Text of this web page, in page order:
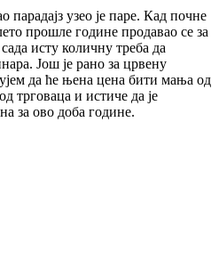
парадајз узео је паре. Кад почне
прошле године продавао се за
исту количну треба да
Још је рано за црвену
да ће њена цена бити мања од
трговаца и истиче да је
за ово доба године.